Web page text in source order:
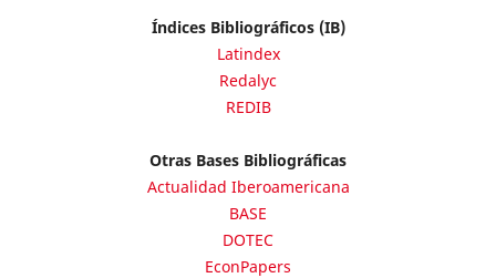
Índices Bibliográficos (IB)
Latindex
Redalyc
REDIB
Otras Bases Bibliográficas
Actualidad Iberoamericana
BASE
DOTEC
EconPapers